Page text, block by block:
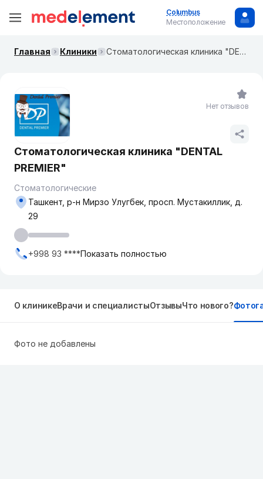
Columbus
Местоположение
Главная Клиники Стоматологическая клиника "DENTAL PREMIER"
Стоматологическая клиника "DENTAL
PREMIER"
Стоматологические
Ташкент, р-н Мирзо Улугбек, просп. Мустакиллик, д.
29
+998 93 ****Показать полностью
Нет отзывов
О клиникеВрачи и специалистыОтзывыЧто нового?
Фото не добавлены